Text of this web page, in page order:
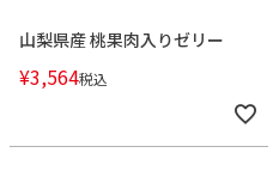
山梨県産 桃果肉入りゼリー
¥3,564税込